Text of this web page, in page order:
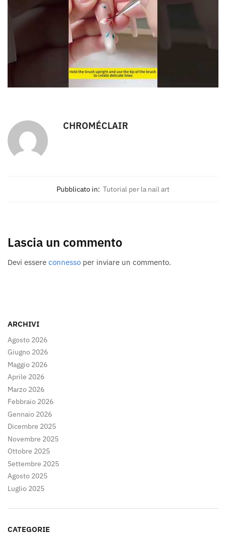
CHROMÉCLAIR
Pubblicato in: Tutorial per la nail art
Lascia un commento
Devi essere connesso per inviare un commento.
ARCHIVI
Agosto 2026
Giugno 2026
Maggio 2026
Aprile 2026
Marzo 2026
Febbraio 2026
Gennaio 2026
Dicembre 2025
Novembre 2025
Ottobre 2025
Settembre 2025
Agosto 2025
Luglio 2025
CATEGORIE